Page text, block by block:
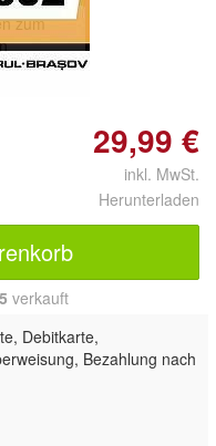
zum
29,99 €
inkl. MwSt.
Herunterladen
verkauft
Debitkarte,
Bezahlung nach